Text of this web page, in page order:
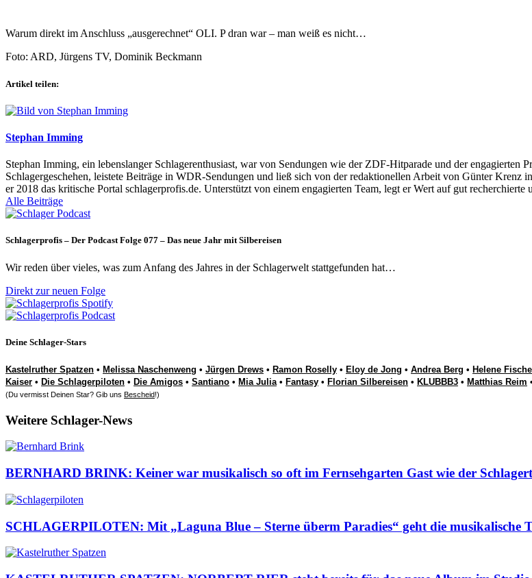
Warum direkt im Anschluss „ausgerechnet“ OLI. P dran war – man weiß es nicht…
Foto: ARD, Jürgens TV, Dominik Beckmann
Artikel teilen:
Stephan Imming
Stephan Imming, ein lebenslanger Schlagerenthusiast, war von Sendungen wie der ZDF-Hitparade und der
Schlagergeschehen, leistete Beiträge in WDR-Sendungen und ließ sich von der redaktionellen Arbeit von Günter Krenz
er 2018 das kritische Portal schlagerprofis.de. Unterstützt von einem engagierten Team, legt er Wert auf gut recherchierte
Alle Beiträge
Schlagerprofis – Der Podcast Folge 077 – Das neue Jahr mit Silbereisen
Wir reden über vieles, was zum Anfang des Jahres in der Schlagerwelt stattgefunden hat…
Direkt zur neuen Folge
Deine Schlager-Stars
Kastelruther Spatzen • Melissa Naschenweng • Jürgen Drews • Ramon Roselly • Eloy de Jong • Andrea Berg • Helene
Kaiser • Die Schlagerpiloten • Die Amigos • Santiano • Mia Julia• Fantasy • Florian Silbereisen • KLUBBB3 • Matthias Reim •
(Du vermisst Deinen Star? Gib uns Bescheid!)
Weitere Schlager-News
BERNHARD BRINK: Keiner war musikalisch so oft im Fernsehgarten Gast wie der
SCHLAGERPILOTEN: Mit „Laguna Blue – Sterne überm Paradies“ geht die musikalische